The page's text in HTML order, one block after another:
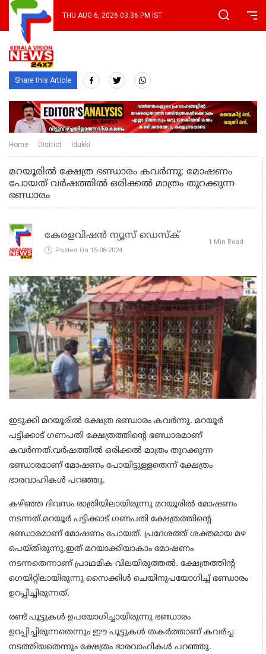
THU AUG 6, 2026 03:36 PM IST
Share this Article
Home District Idukki
മറയൂരില്‍ ക്ഷേത്ര ഭണ്ഡാരം കവര്‍ന്നു; മോഷണം
പോയത്‌ വര്‍ഷത്തില്‍ ഒരിക്കല്‍ മാത്രം തുറക്കുന്ന
ഭണ്ഡാരം
കേരളവിഷൻ ന്യൂസ് ഡെസ്‌ക്
Posted On 15-08-2024
1 Min Read
ഇടുക്കി മറയൂരില്‍ ക്ഷേത്ര ഭണ്ഡാരം കവര്‍ന്നു. മറയൂര്‍
പട്ടിക്കാട് ഗണപതി ക്ഷേത്രത്തിന്റെ ഭണ്ഡാരമാണ്
കവര്‍ന്നത്.വര്‍ഷത്തില്‍ ഒരിക്കല്‍ മാത്രം തുറക്കുന്ന
ഭണ്ഡാരമാണ് മോഷണം പോയിട്ടുള്ളതെന്ന് ക്ഷേത്രം
ഭാരവാഹികള്‍ പറഞ്ഞു.
കഴിഞ്ഞ ദിവസം രാത്രിയിലായിരുന്നു മറയൂരില്‍ മോഷണം
നടന്നത്.മറയൂര്‍ പട്ടിക്കാട് ഗണപതി ക്ഷേത്രത്തിന്റെ
ഭണ്ഡാരമാണ് മോഷണം പോയത്. പ്രദേശത്ത് ശക്തമായ മഴ
പെയ്തിരുന്നു.ഇത് മറയാക്കിയാകാം മോഷണം
നടന്നതെന്നാണ് പ്രാഥമിക വിലയിരുത്തല്‍. ക്ഷേത്രത്തിന്റ
ഗെയിറ്റിലായിരുന്നു സൈക്കിള്‍ ചെയിനുപയോഗിച്ച് ഭണ്ഡാരം
ഉറപ്പിച്ചിരുന്നത്.
രണ്ട് പൂട്ടുകള്‍ ഉപയോഗിച്ചായിരുന്നു ഭണ്ഡാരം
ഉറപ്പിച്ചിരുന്നതെന്നും ഈ പൂട്ടുകള്‍ തകര്‍ത്താണ് കവര്‍ച്ച
നടത്തിയതെന്നും ക്ഷേത്രം ഭാരവാഹികള്‍ പറഞ്ഞു.